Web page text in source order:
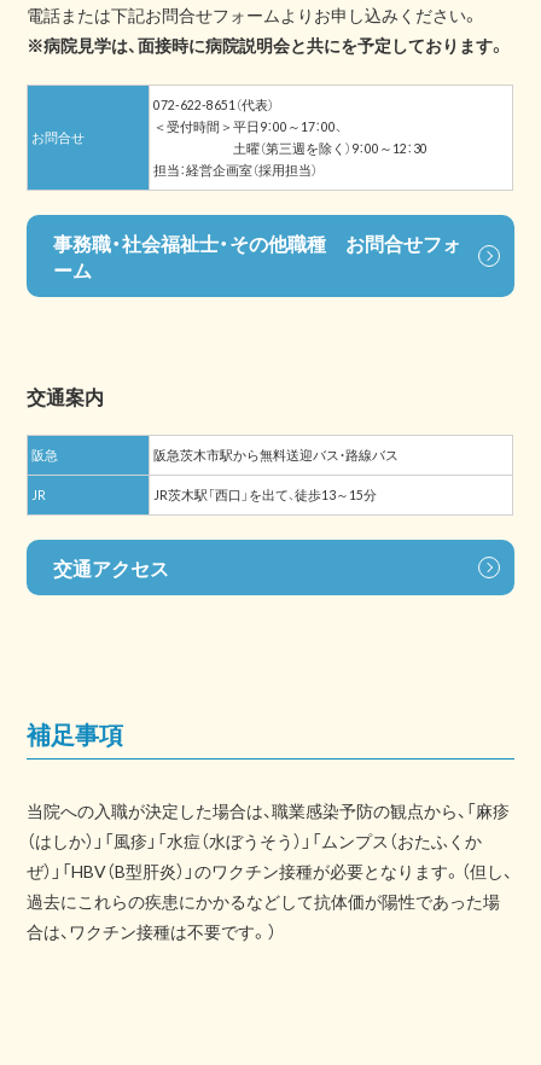
電話または下記お問合せフォームよりお申し込みください。
※病院見学は、面接時に病院説明会と共にを予定しております。
お問合せ
072-622-8651（代表）
＜受付時間＞平日9：00～17：00、
土曜（第三週を除く）9：00～12：30
担当：経営企画室（採用担当）
事務職・社会福祉士・その他職種 お問合せフォ
ーム
交通案内
阪急 阪急茨木市駅から無料送迎バス・路線バス
JR JR茨木駅「西口」を出て、徒歩13～15分
交通アクセス
補足事項
当院への入職が決定した場合は、職業感染予防の観点から、「麻疹
（はしか）」「風疹」「水痘（水ぼうそう）」「ムンプス（おたふくか
ぜ）」「HBV（B型肝炎）」のワクチン接種が必要となります。（但し、
過去にこれらの疾患にかかるなどして抗体価が陽性であった場
合は、ワクチン接種は不要です。）